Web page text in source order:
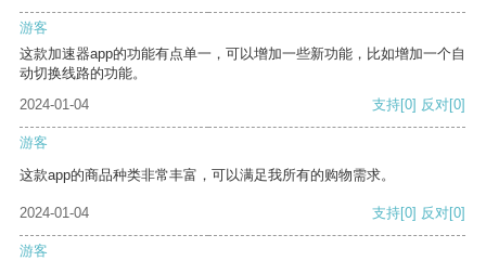
游客
这款加速器app的功能有点单一，可以增加一些新功能，比如增加一个自
动切换线路的功能。
2024-01-04
支持[0] 反对[0]
游客
这款app的商品种类非常丰富，可以满足我所有的购物需求。
2024-01-04 支持[0] 反对[0]
游客